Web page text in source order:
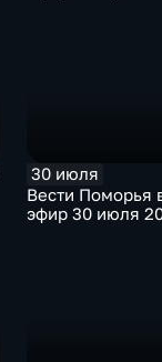
30 июля
Вести Поморья
эфир 30 июля